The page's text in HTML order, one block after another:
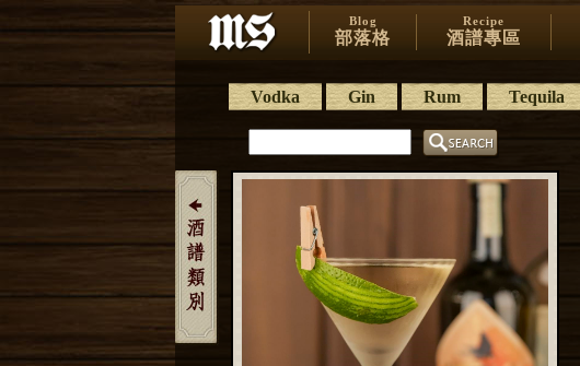
Blog
部落格
Recipe
酒譜專區
Vodka Gin Rum Tequila